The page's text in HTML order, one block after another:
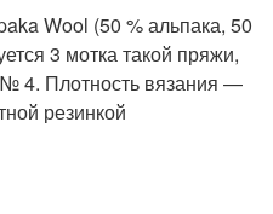
Wool (50 % альпака, 50
3 мотка такой пряжи,
4. Плотность вязания —
резинкой